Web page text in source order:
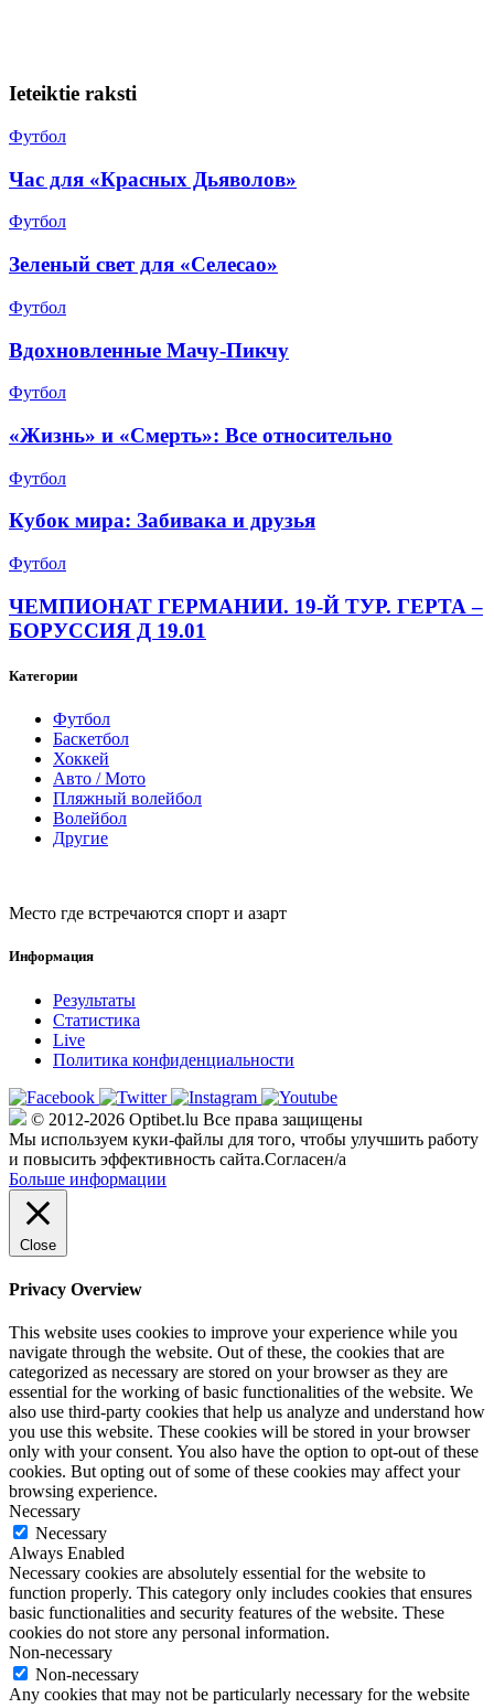
Ieteiktie raksti
Футбол
Час для «Красных Дьяволов»
Футбол
Зеленый свет для «Селесао»
Футбол
Вдохновленные Мачу-Пикчу
Футбол
«Жизнь» и «Смерть»: Все относительно
Футбол
Кубок мира: Забивака и друзья
Футбол
ЧЕМПИОНАТ ГЕРМАНИИ. 19-Й ТУР. ГЕРТА –
БОРУССИЯ Д 19.01
Категории
Футбол
Баскетбол
Хоккей
Авто / Мото
Пляжный волейбол
Волейбол
Другие
Место где встречаются спорт и азарт
Информация
Результаты
Статистика
Live
Политика конфиденциальности
© 2012-2026 Optibet.lu Все права защищены
Мы используем куки-файлы для того, чтобы улучшить работу
и повысить эффективность сайта.Согласен/а
Больше информации
Close
Privacy Overview
This website uses cookies to improve your experience while you
navigate through the website. Out of these, the cookies that are
categorized as necessary are stored on your browser as they are
essential for the working of basic functionalities of the website. We
also use third-party cookies that help us analyze and understand how
you use this website. These cookies will be stored in your browser
only with your consent. You also have the option to opt-out of these
cookies. But opting out of some of these cookies may affect your
browsing experience.
Necessary
Necessary
Always Enabled
Necessary cookies are absolutely essential for the website to
function properly. This category only includes cookies that ensures
basic functionalities and security features of the website. These
cookies do not store any personal information.
Non-necessary
Non-necessary
Any cookies that may not be particularly necessary for the website